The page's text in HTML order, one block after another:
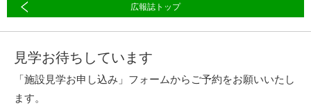
広報誌トップ
見学お待ちしています
「施設見学お申し込み」フォームからご予約をお願いいたし
ます。